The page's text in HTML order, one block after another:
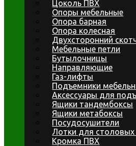
Цоколь ПВХ
Опоры мебельные
Опора барная
Опора колесная
Двухсторонний
Мебельные петли
Бутылочницы
Направляющие
Газ-лифты
Подъемники
Аксессуары для
Ящики тандембоксы
Ящики метабоксы
Посудосушители
Лотки для столовых
Кромка ПВХ